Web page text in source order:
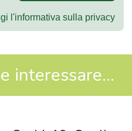
l'informativa sulla privacy
interessare...